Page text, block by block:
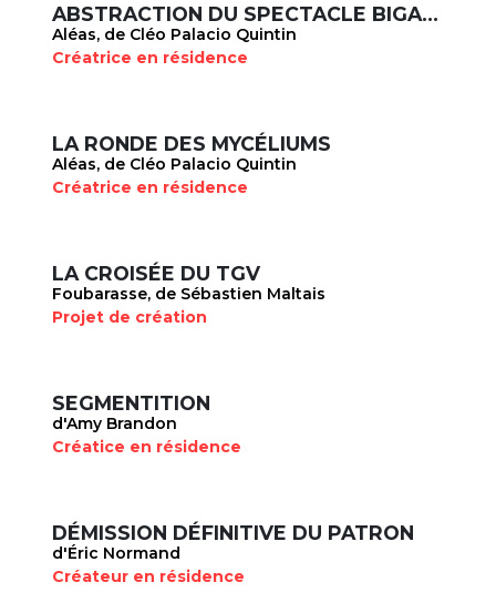
ABSTRACTION DU SPECTACLE BIGARRÉ DES PHÉNOMÈNES
Aléas, de Cléo Palacio Quintin
Créatrice en résidence
LA RONDE DES MYCÉLIUMS
Aléas, de Cléo Palacio Quintin
Créatrice en résidence
LA CROISÉE DU TGV
Foubarasse, de Sébastien Maltais
Projet de création
SEGMENTITION
d'Amy Brandon
Créatice en résidence
DÉMISSION DÉFINITIVE DU PATRON
d'Éric Normand
Créateur en résidence